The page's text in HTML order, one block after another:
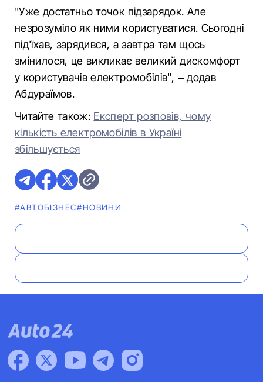
"Уже достатньо точок підзарядок. Але
незрозуміло як ними користуватися. Сьогодні
під'їхав, зарядився, а завтра там щось
змінилося, це викликає великий дискомфорт
у користувачів електромобілів", – додав
Абдураїмов.
Читайте також: Експерт розповів, чому
кількість електромобілів в Україні
збільшується
#АВТОБІЗНЕС#НОВИНИ